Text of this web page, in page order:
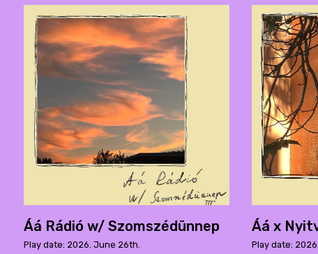
Áá Rádió w/ Szomszédünnep
Play date: 2026. June 26th.
Áá x
Play date: